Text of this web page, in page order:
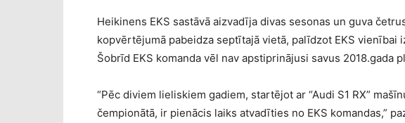
Heikinens EKS sastāvā aizvadīja divas sesonas un guva
kopvērtējumā pabeidza septītajā vietā, palīdzot EKS vienībai
Šobrīd EKS komanda vēl nav apstiprinājusi savus 2018.gada
“Pēc diviem lieliskiem gadiem, startējot ar “Audi S1 RX”
čempionātā, ir pienācis laiks atvadīties no EKS komandas,”